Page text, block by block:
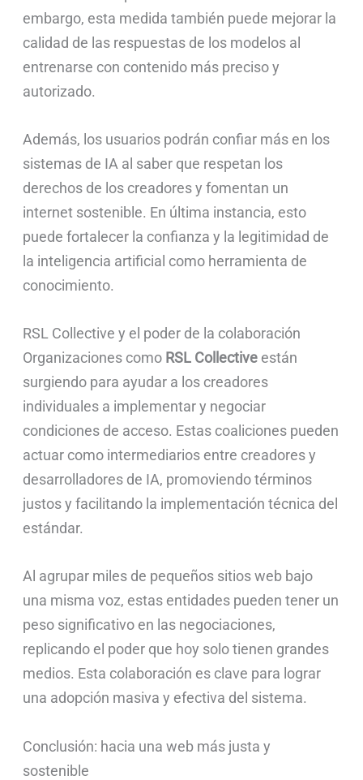
embargo, esta medida también puede mejorar la
calidad de las respuestas de los modelos al
entrenarse con contenido más preciso y
autorizado.
Además, los usuarios podrán confiar más en los
sistemas de IA al saber que respetan los
derechos de los creadores y fomentan un
internet sostenible. En última instancia, esto
puede fortalecer la confianza y la legitimidad de
la inteligencia artificial como herramienta de
conocimiento.
RSL Collective y el poder de la colaboración
Organizaciones como RSL Collective están
surgiendo para ayudar a los creadores
individuales a implementar y negociar
condiciones de acceso. Estas coaliciones pueden
actuar como intermediarios entre creadores y
desarrolladores de IA, promoviendo términos
justos y facilitando la implementación técnica del
estándar.
Al agrupar miles de pequeños sitios web bajo
una misma voz, estas entidades pueden tener un
peso significativo en las negociaciones,
replicando el poder que hoy solo tienen grandes
medios. Esta colaboración es clave para lograr
una adopción masiva y efectiva del sistema.
Conclusión: hacia una web más justa y
sostenible